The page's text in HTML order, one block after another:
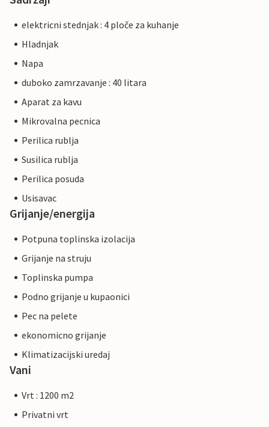
elektricni stednjak : 4 ploče za kuhanje
Hladnjak
Napa
duboko zamrzavanje : 40 litara
Aparat za kavu
Mikrovalna pecnica
Perilica rublja
Susilica rublja
Perilica posuda
Usisavac
Grijanje/energija
Potpuna toplinska izolacija
Grijanje na struju
Toplinska pumpa
Podno grijanje u kupaonici
Pec na pelete
ekonomicno grijanje
Klimatizacijski uredaj
Vani
Vrt : 1200 m2
Privatni vrt